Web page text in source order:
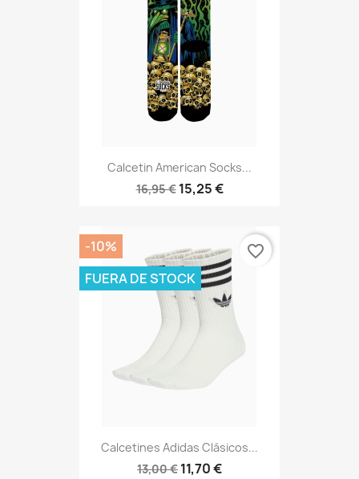
Calcetin American Socks...
16,95 € 15,25 €
Calcetines Adidas Clásicos...
13,00 € 11,70 €
-10%
FUERA DE STOCK
favorite_border